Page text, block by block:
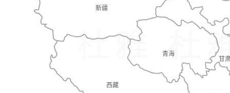
新疆
西藏
青海
甘